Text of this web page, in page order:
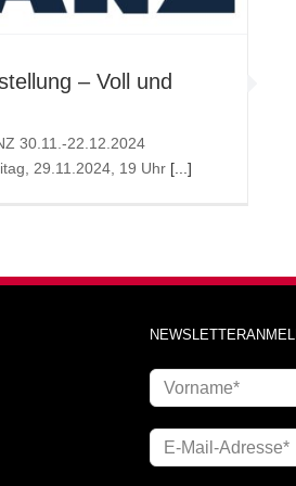
– Voll und
30.11.-22.12.2024
29.11.2024, 19 Uhr [...]
VERGANGENE